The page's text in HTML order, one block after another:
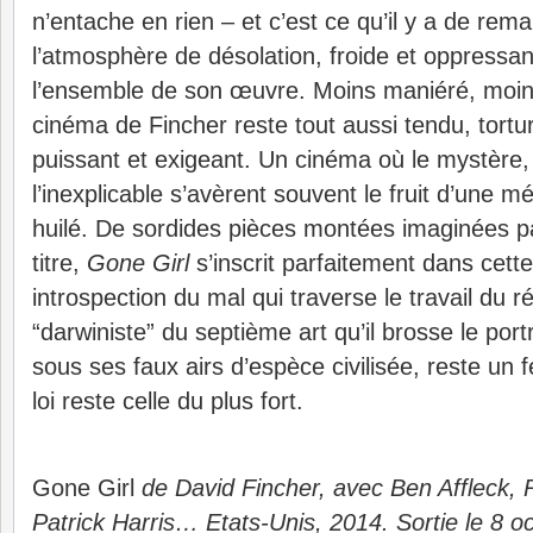
n’entache en rien – et c’est ce qu’il y a de
l’atmosphère de désolation, froide et
l’ensemble de son œuvre. Moins maniéré,
cinéma de Fincher reste tout aussi tendu,
puissant et exigeant. Un cinéma où le mystère,
l’inexplicable s’avèrent souvent le fruit d’une
huilé. De sordides pièces montées imaginées
titre, Gone Girls’inscrit parfaitement dans
introspection du mal qui traverse le travail du
“darwiniste” du septième art qu’il brosse le
sous ses faux airs d’espèce civilisée, reste un
loi reste celle du plus fort.
Gone Girl de David Fincher, avec Ben Affleck,
Patrick Harris… Etats-Unis, 2014. Sortie le 8